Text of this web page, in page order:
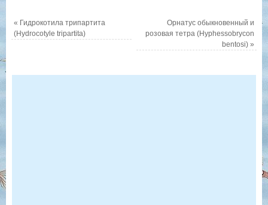
« Гидрокотила трипартита
(Hydrocotyle tripartita)
Орнатус обыкновенный и
розовая тетра (Hyphessobrycon
bentosi)»